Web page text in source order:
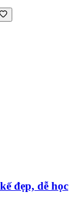
đẹp, dễ học